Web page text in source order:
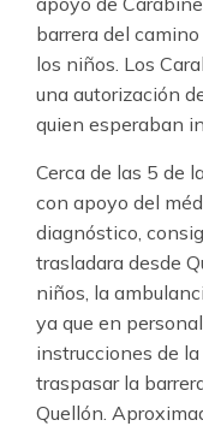
barrera del
los niños. Los
una autorización
quien esperaban
Cerca de las 5 de
con apoyo del
diagnóstico,
trasladara desde
niños, la
ya que en
instrucciones de
traspasar la
Quellón.